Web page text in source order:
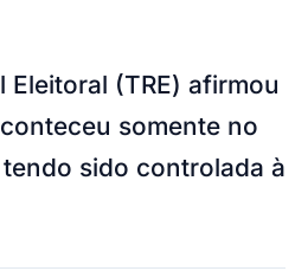
Eleitoral (TRE) afirmou
somente no
sido controlada à